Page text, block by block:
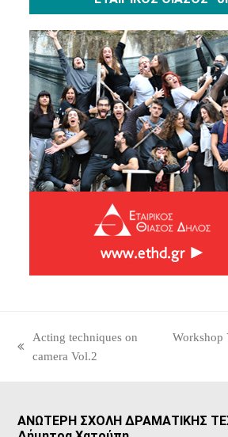
previous
Acting techniques on
camera Vol.2
Workshop
ΑΝΩΤΕΡΗ ΣΧΟΛΗ ΔΡΑΜΑΤΙΚΗΣ